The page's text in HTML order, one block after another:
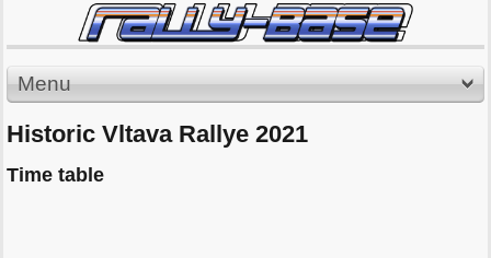
Menu
Historic Vltava Rallye 2021
Time table